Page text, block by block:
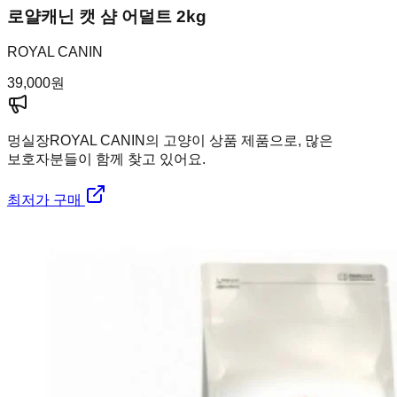
로얄캐닌 캣 샴 어덜트 2kg
ROYAL CANIN
39,000원
멍실장ROYAL CANIN의 고양이 상품 제품으로, 많은
보호자분들이 함께 찾고 있어요.
최저가 구매